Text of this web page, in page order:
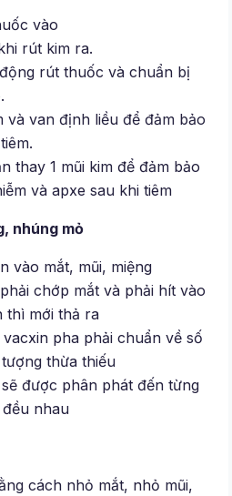
vào
rút kim ra.
rút thuốc và chuẩn bị
và van định liều để đảm bảo
thay 1 mũi kim để đảm bảo
và apxe sau khi tiêm
nhúng mỏ
vào mắt, mũi, miệng
chớp mắt và phải hít vào
thì mới thả ra
pha phải chuẩn về số
thừa thiếu
được phân phát đến từng
nhau
cách nhỏ mắt, nhỏ mũi,